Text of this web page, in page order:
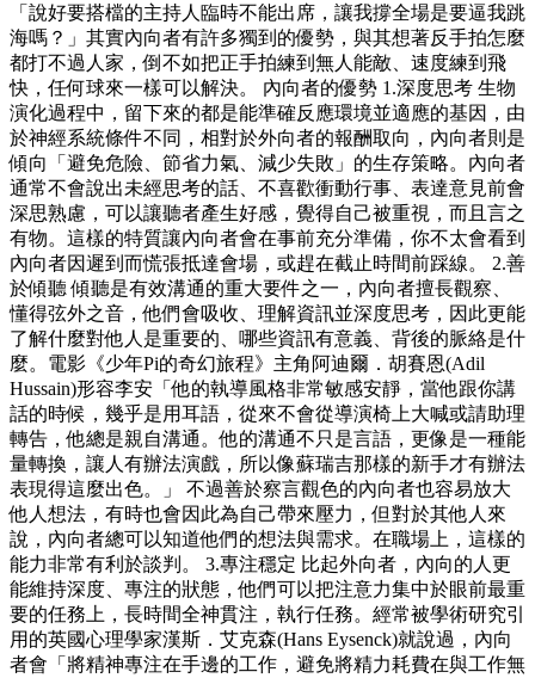
「說好要搭檔的主持人臨時不能出席，讓我撐全場是要逼我跳
海嗎？」其實內向者有許多獨到的優勢，與其想著反手拍怎麼
都打不過人家，倒不如把正手拍練到無人能敵、速度練到飛
快，任何球來一樣可以解決。 內向者的優勢 1.深度思考 生物
演化過程中，留下來的都是能準確反應環境並適應的基因，由
於神經系統條件不同，相對於外向者的報酬取向，內向者則是
傾向「避免危險、節省力氣、減少失敗」的生存策略。內向者
通常不會說出未經思考的話、不喜歡衝動行事、表達意見前會
深思熟慮，可以讓聽者產生好感，覺得自己被重視，而且言之
有物。這樣的特質讓內向者會在事前充分準備，你不太會看到
內向者因遲到而慌張抵達會場，或趕在截止時間前踩線。 2.善
於傾聽 傾聽是有效溝通的重大要件之一，內向者擅長觀察、
懂得弦外之音，他們會吸收、理解資訊並深度思考，因此更能
了解什麼對他人是重要的、哪些資訊有意義、背後的脈絡是什
麼。電影《少年Pi的奇幻旅程》主角阿迪爾．胡賽恩(Adil
Hussain)形容李安「他的執導風格非常敏感安靜，當他跟你講
話的時候，幾乎是用耳語，從來不會從導演椅上大喊或請助理
轉告，他總是親自溝通。他的溝通不只是言語，更像是一種能
量轉換，讓人有辦法演戲，所以像蘇瑞吉那樣的新手才有辦法
表現得這麼出色。」 不過善於察言觀色的內向者也容易放大
他人想法，有時也會因此為自己帶來壓力，但對於其他人來
說，內向者總可以知道他們的想法與需求。在職場上，這樣的
能力非常有利於談判。 3.專注穩定 比起外向者，內向的人更
能維持深度、專注的狀態，他們可以把注意力集中於眼前最重
要的任務上，長時間全神貫注，執行任務。經常被學術研究引
用的英國心理學家漢斯．艾克森(Hans Eysenck)就說過，內向
者會「將精神專注在手邊的工作，避免將精力耗費在與工作無